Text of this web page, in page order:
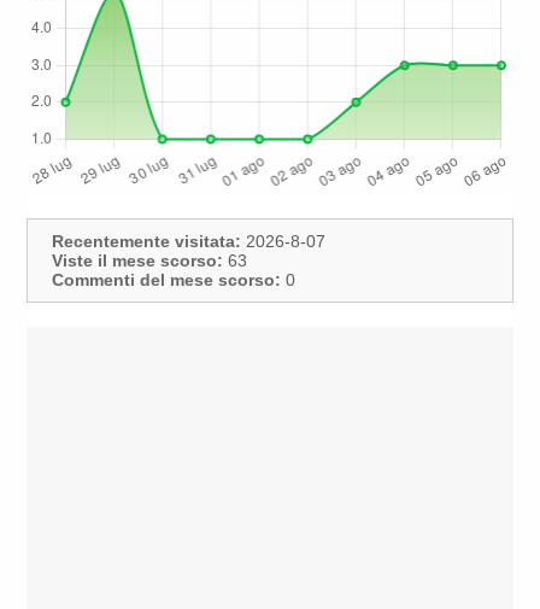
Recentemente visitata: 2026-8-07
Viste il mese scorso: 63
Commenti del mese scorso: 0